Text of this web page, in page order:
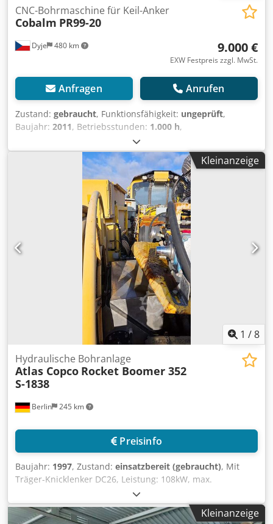
Dyje 480 km
CNC-Bohrmaschine für Keil-Anker
Cobalm PR99-20
9.000 €
EXW Festpreis zzgl. MwSt.
Anfragen Anrufen
Zustand: gebraucht, Funktionsfähigkeit: ungeprüft,
Baujahr: 2011, Betriebsstunden: 1.000 h,
Maschinen-/Fahrzeugnummer:
Maschine ist ideal zum Bohren von Granit und Beton. Sie
ist für das Bohren von Löchern für KEIL-Anker ausgelegt,
für eine beschleunigte Bearbeitung vorbereitet und kann
gleichzeitig mit zwei Bohrköpfen betrieben werden. Der
Bohrkopf kann ausgetauscht werden, sodass die Maschine
auch für andere Materialien verwendet werden kann. Ich
kann Ihnen auch Videos von der Bearbeitung zukommen
lassen. Die Maschine kann in Znojmo, Dyji 74, besichtigt
werden. Chedpozkhz Uefx Aglea
Kleinanzeige
1 /8
Berlin 245 km
Hydraulische Bohranlage
Atlas Copco Rocket Boomer 352
S-1838
Preisinfo
Baujahr: 1997, Zustand: einsatzbereit (gebraucht), Mit
Träger-Knicklenker DC26, Leistung: 108kW, max.
Fahrgeschwindigkeit 16km/h, Reifengröße: 14.00 R24 A, 2x
Bohrarm BUT 35, Diesel-Stromerzeugungsaggregat Deutz
BF4M 1013C, Bohrlafetten BMH 6414, max.
Kleinanzeige